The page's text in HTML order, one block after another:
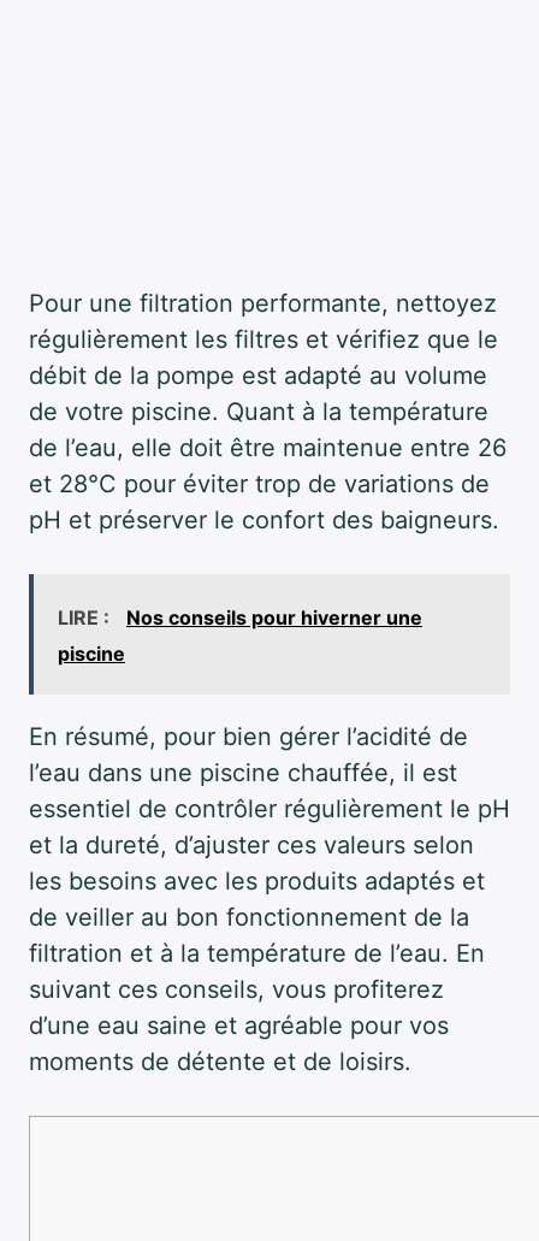
Pour une filtration performante, nettoyez
régulièrement les filtres et vérifiez que le
débit de la pompe est adapté au volume
de votre piscine. Quant à la température
de l’eau, elle doit être maintenue entre 26
et 28°C pour éviter trop de variations de
pH et préserver le confort des baigneurs.
LIRE :
Nos conseils pour hiverner une
piscine
En résumé, pour bien gérer l’acidité de
l’eau dans une piscine chauffée, il est
essentiel de contrôler régulièrement le pH
et la dureté, d’ajuster ces valeurs selon
les besoins avec les produits adaptés et
de veiller au bon fonctionnement de la
filtration et à la température de l’eau. En
suivant ces conseils, vous profiterez
d’une eau saine et agréable pour vos
moments de détente et de loisirs.